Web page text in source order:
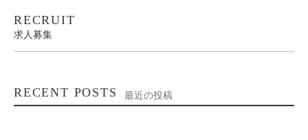
RECRUIT
求人募集
RECENT POSTS 最近の投稿